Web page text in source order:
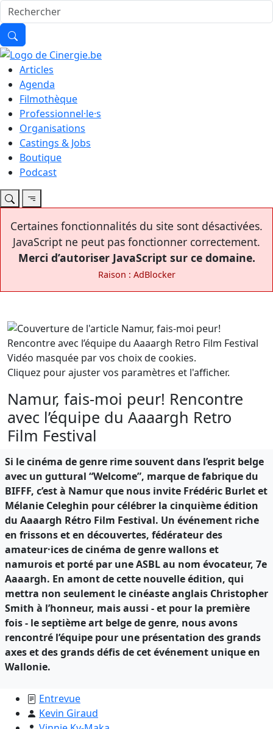
Articles
Agenda
Filmothèque
Professionnel·le·s
Organisations
Castings & Jobs
Boutique
Podcast
Certaines fonctionnalités du site sont désactivées.
JavaScript ne peut pas fonctionner correctement.
Merci d’autoriser JavaScript sur ce domaine.
Raison : AdBlocker
Vidéo masquée par vos choix de cookies.
Cliquez pour ajuster vos paramètres et l'afficher.
Namur, fais-moi peur! Rencontre
avec l’équipe du Aaaargh Retro
Film Festival
Si le cinéma de genre rime souvent dans l’esprit belge
avec un guttural “Welcome”, marque de fabrique du
BIFFF, c’est à Namur que nous invite Frédéric Burlet et
Mélanie Celeghin pour célébrer la cinquième édition
du Aaaargh Rétro Film Festival. Un événement riche
en frissons et en découvertes, fédérateur des
amateur·ices de cinéma de genre wallons et
namurois et porté par une ASBL au nom évocateur, 7e
Aaaargh. En amont de cette nouvelle édition, qui
mettra non seulement le cinéaste anglais Christopher
Smith à l’honneur, mais aussi - et pour la première
fois - le septième art belge de genre, nous avons
rencontré l’équipe pour une présentation des grands
axes et des grands défis de cet événement unique en
Wallonie.
Entrevue
Kevin Giraud